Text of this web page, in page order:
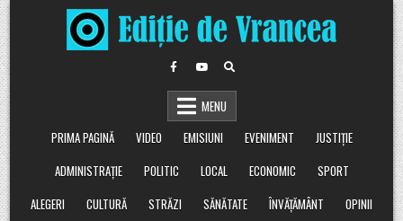
Skip
to
content
MENU
PRIMA PAGINĂ
VIDEO EMISIUNI EVENIMENT
JUSTIȚIE
ADMINISTRAȚIE
POLITIC LOCAL ECONOMIC
SPORT
ALEGERI
CULTURĂ STRĂZI SĂNĂTATE ÎNVĂȚĂMÂNT
OPINII